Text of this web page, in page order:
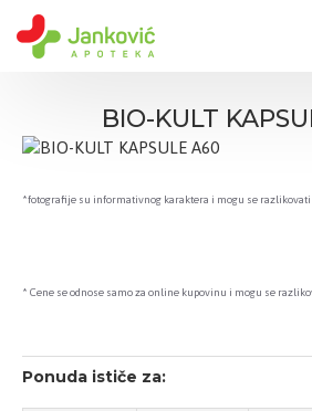
BIO-KULT
*fotografije su informativnog karaktera i mogu se razlikovati
* Cene se odnose samo za online kupovinu i mogu se
Ponuda ističe za: